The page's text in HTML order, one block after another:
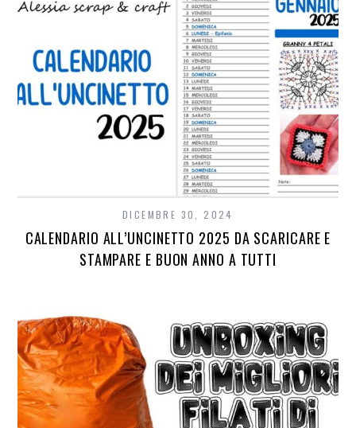
DICEMBRE 30, 2024
CALENDARIO ALL’UNCINETTO 2025 DA SCARICARE E
STAMPARE E BUON ANNO A TUTTI